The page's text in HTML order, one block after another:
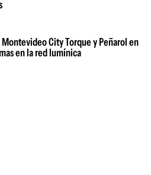
City Torque y Peñarol en
en la red lumínica